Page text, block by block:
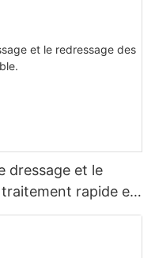
dressage et le
rapide et